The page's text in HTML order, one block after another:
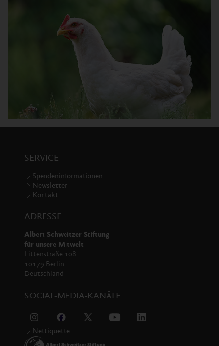
SERVICE
Spendeninformationen
Newsletter
Kontakt
ADRESSE
Albert Schweitzer Stiftung
für unsere Mitwelt
Littenstraße 108
10179 Berlin
Deutschland
SOCIAL-MEDIA-KANÄLE
Nettiquette